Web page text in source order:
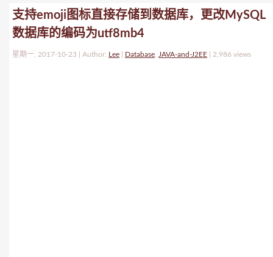
支持emoji图标直接存储到数据库，更改MySQL
数据库的编码为utf8mb4
星期一, 2017-10-23 | Author: Lee Database JAVA-and-J2EE 2,986 views